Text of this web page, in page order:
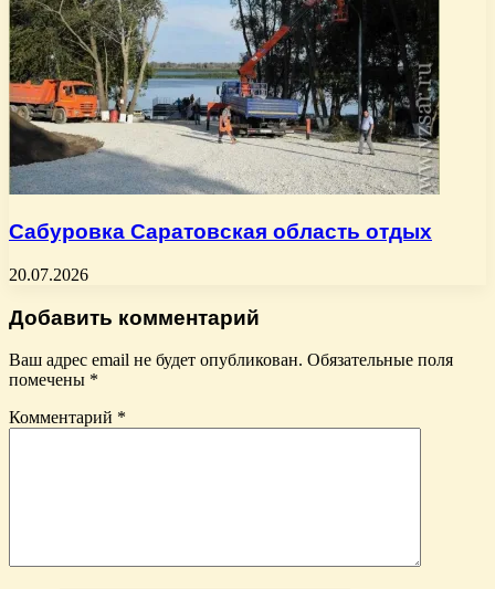
Сабуровка Саратовская область отдых
20.07.2026
Добавить комментарий
Ваш адрес email не будет опубликован. Обязательные поля
помечены *
Комментарий *